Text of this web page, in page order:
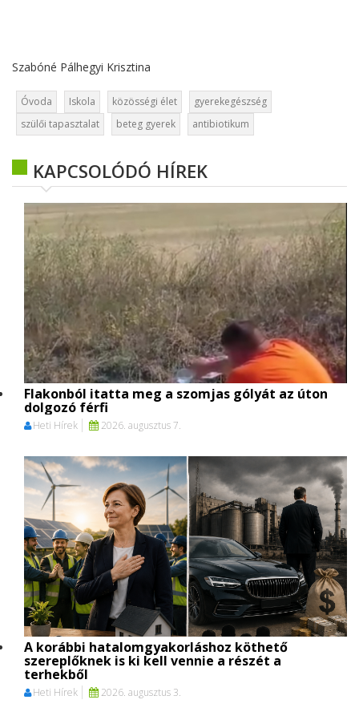
Szabóné Pálhegyi Krisztina
Óvoda Iskola közösségi élet
gyerekegészség
szülői tapasztalat
beteg gyerek antibiotikum
KAPCSOLÓDÓ HÍREK
Flakonból itatta meg a szomjas gólyát az úton
dolgozó férfi
Heti Hírek 2026. augusztus 7.
A korábbi hatalomgyakorláshoz köthető
szereplőknek is ki kell vennie a részét a
terhekből
Heti Hírek 2026. augusztus 3.